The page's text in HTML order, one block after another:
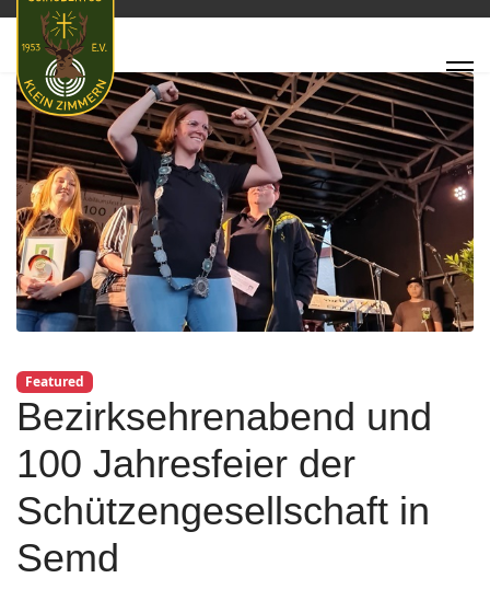
Featured
Bezirksehrenabend und
100 Jahresfeier der
Schützengesellschaft in
Semd